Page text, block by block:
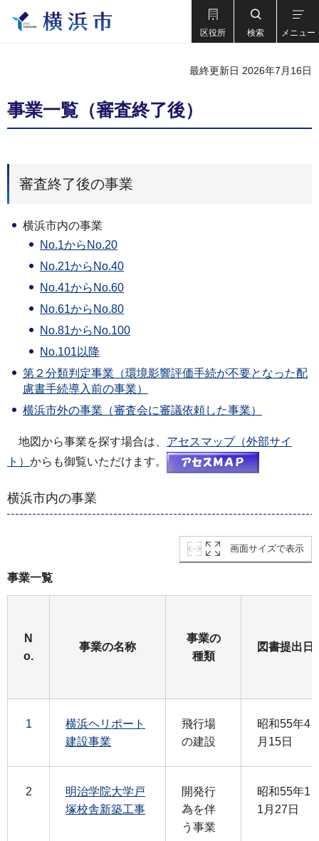
区役所 検索 メニュー
最終更新日 2026年7月16日
事業一覧（審査終了後）
審査終了後の事業
横浜市内の事業
No.1からNo.20
No.21からNo.40
No.41からNo.60
No.61からNo.80
No.81からNo.100
No.101以降
第２分類判定事業（環境影響評価手続が不要となった配
慮書手続導入前の事業）
横浜市外の事業（審査会に審議依頼した事業）
地図から事業を探す場合は、 アセスマップ（外部サイ
ト） からも御覧いただけます。
横浜市内の事業
画面サイズで表示
事業一覧
N
o.
事業の名称
事業の
種類
図書提出日
1
横浜ヘリポート
建設事業
飛行場
の建設
昭和55年4
月15日
2
明治学院大学戸
塚校舎新築工事
開発行
為を伴
う事業
昭和55年1
1月27日